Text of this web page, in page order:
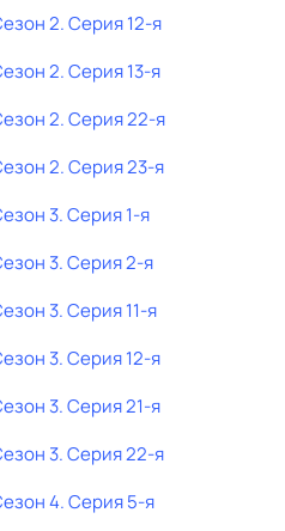
2. Серия 12-я
2. Серия 13-я
2. Серия 22-я
2. Серия 23-я
3. Серия 1-я
3. Серия 2-я
3. Серия 11-я
3. Серия 12-я
3. Серия 21-я
3. Серия 22-я
4. Серия 5-я